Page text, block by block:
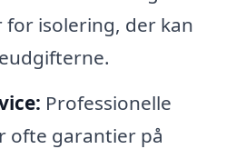
isolering, der kan
Professionelle
ofte garantier på